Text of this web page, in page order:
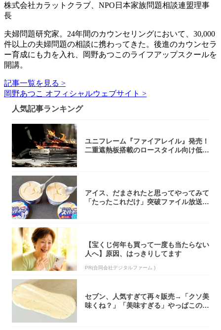
株式会社カラットクラブ、NPO日本家族問題相談連盟理事
長
夫婦問題研究家。24年間のカウンセリングにおいて、30,000
件以上の夫婦問題の相談に携わってきた。後進のカウンセラ
ー育成にも力を入れ、岡野あつこのライフアップスクールを
開講。
記事一覧を見る >
岡野あつこ オフィシャルウェブサイト >
人気記事ランキング
ユニフレーム『ファイアレイル』発売！
二重遮熱板搭載のロースタイル向け低型
アイス、だまされたと思ってやってみて
「たったこれだけ」突破ファイル放送で
【宝くじ何年も買って一度も当たらない
人へ】原因、はっきりしてます
PR(合同会社デジタルファーム )
セブン、人気すぎて再々販売→「クソ美
味くね？」「美味すぎる」やっぱこのク